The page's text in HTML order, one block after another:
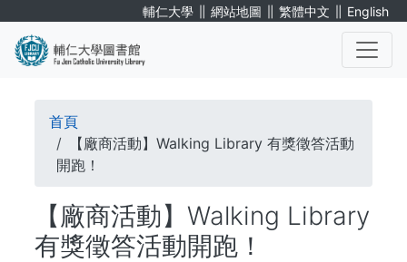
輔仁大學 ∥ 網站地圖 ∥ 繁體中文 ∥ English
導
航
連
結
首頁
【廠商活動】Walking Library 有獎徵答活動
開跑！
【廠商活動】Walking Library
有獎徵答活動開跑！